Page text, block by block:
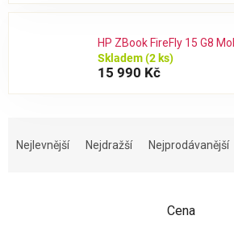
HP ZBook FireFly 15 G8
Skladem(2 ks)
15 990 Kč
Nejlevnější Nejdražší Nejprodávanější
Cena